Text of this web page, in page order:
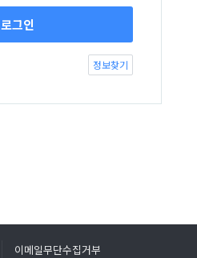
로그인
정보찾기
이메일무단수집거부